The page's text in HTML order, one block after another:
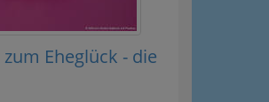
Eheglück - die